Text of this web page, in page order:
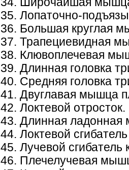
35. Лопаточно-
36. Большая круглая
37. Трапециевидная
38. Клювоплечевая
39. Длинная головка
40. Средняя головка
41. Двуглавая мышца
42. Локтевой отросток.
43. Длинная
44. Локтевой
45. Лучевой сгибатель
46. Плечелучевая